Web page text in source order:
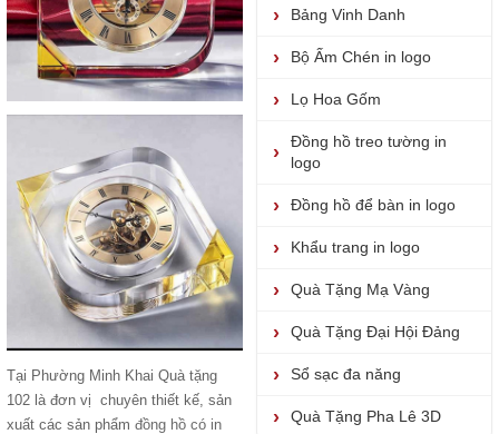
Tại Phường Minh Khai Quà tặng
102 là đơn vị chuyên thiết kế, sản
xuất các sản phẩm đồng hồ có in
Bảng Vinh Danh
Bộ Ấm Chén in logo
Lọ Hoa Gốm
Đồng hồ treo tường in
logo
Đồng hồ để bàn in logo
Khẩu trang in logo
Quà Tặng Mạ Vàng
Quà Tặng Đại Hội Đảng
Sổ sạc đa năng
Quà Tặng Pha Lê 3D